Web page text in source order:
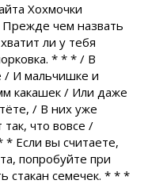
Хохмочки
чем назвать
ли у тебя
* * * / В
/ И мальчишке и
какашек / Или даже
/ В них уже
что вовсе /
Если вы считаете,
попробуйте при
стакан семечек. * * *